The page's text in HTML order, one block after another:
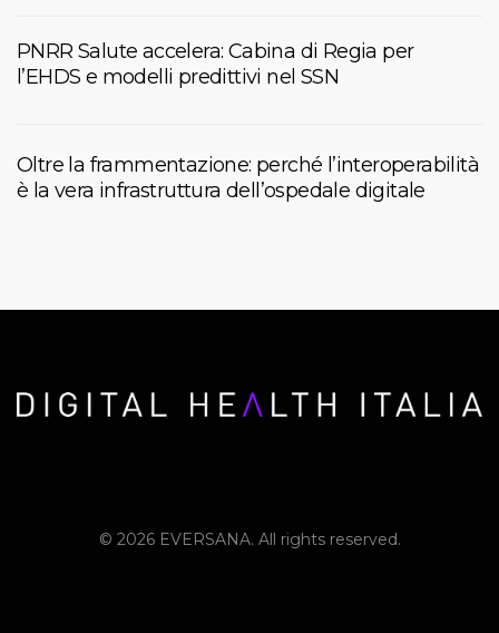
PNRR Salute accelera: Cabina di Regia per
l’EHDS e modelli predittivi nel SSN
Oltre la frammentazione: perché l’interoperabilità
è la vera infrastruttura dell’ospedale digitale
© 2026 EVERSANA. All rights reserved.